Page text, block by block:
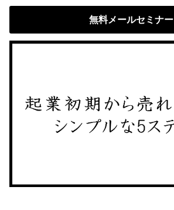
無料メールセミナー